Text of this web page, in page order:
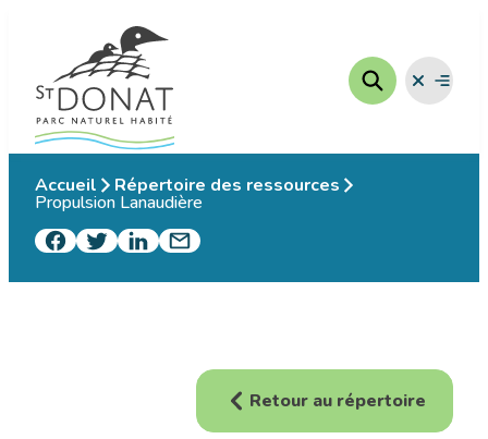
contenu
Fermer
le
Ouvrir
le
Accueil Répertoire des ressources
Propulsion Lanaudière
Retour au répertoire